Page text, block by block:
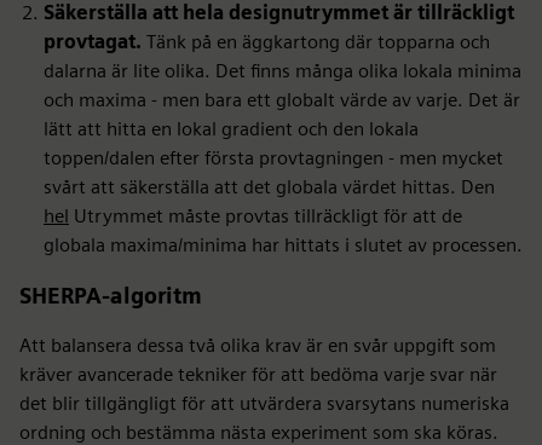
Säkerställa att hela designutrymmet är tillräckligt
provtagat. Tänk på en äggkartong där topparna och
dalarna är lite olika. Det finns många olika lokala minima
och maxima - men bara ett globalt värde av varje. Det är
lätt att hitta en lokal gradient och den lokala
toppen/dalen efter första provtagningen - men mycket
svårt att säkerställa att det globala värdet hittas. Den
hel Utrymmet måste provtas tillräckligt för att de
globala maxima/minima har hittats i slutet av processen.
SHERPA-algoritm
Att balansera dessa två olika krav är en svår uppgift som
kräver avancerade tekniker för att bedöma varje svar när
det blir tillgängligt för att utvärdera svarsytans numeriska
ordning och bestämma nästa experiment som ska köras.